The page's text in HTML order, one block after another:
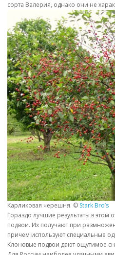
сорта Валерия, однако они не
Карликовая черешня. © Stark Bro’s
Гораздо лучшие результаты в
подвои. Их получают при
причем используют специальные
Клоновые подвои дают ощутимое